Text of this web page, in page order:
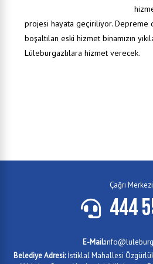
projesi hayata geçiriliyor. Depreme
boşaltılan eski hizmet binamızın
Lüleburgazlılara hizmet verecek.
Çağrı Merkezi
444
E-Mail:
Belediye Adresi:İstiklal Mahallesi